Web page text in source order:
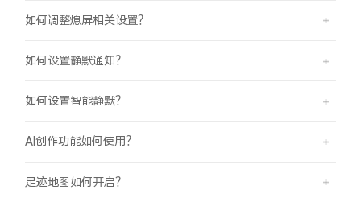
如何调整熄屏相关设置？
如何设置静默通知？
如何设置智能静默？
AI创作功能如何使用？
足迹地图如何开启？